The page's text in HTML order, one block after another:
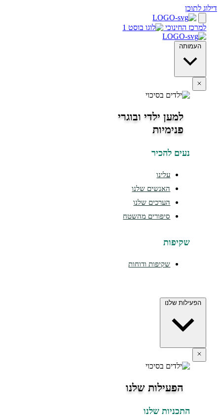
למען ילדי ובוגרי
להכיר
האנשים שלנו
הערכים שלנו
סיפורים מהשטח
שקיפות ודוחות
שלנו
הפעילות שלנו
שלנו